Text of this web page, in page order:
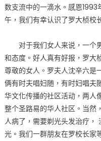
数支流中的一滴水。感恩
午，我们有幸认识了罗大桢校
对于我们女人来说，一个
和态度。好人真有好报，罗大
尊敬的女人。罗夫人沈辛六是
俩有时夫唱妇随，有时妇唱夫
华文化传播的社区活动，两人
整个圣路易的华人社区。当然
人病了，需要剃光头发治疗，
光。我们一群朋友在罗校长家